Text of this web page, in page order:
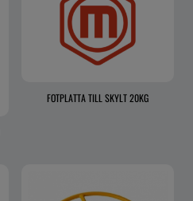
FOTPLATTA TILL SKYLT 20KG